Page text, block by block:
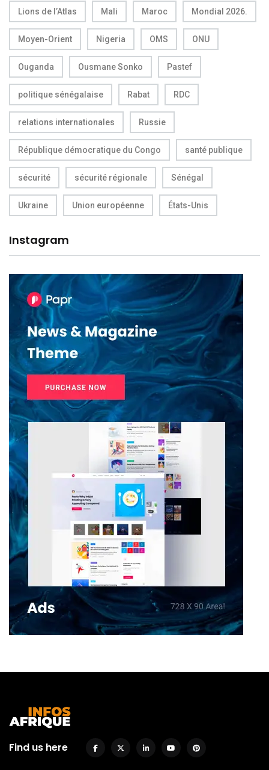
Lions de l’Atlas Mali Maroc Mondial 2026.
Moyen-Orient Nigeria OMS ONU
Ouganda Ousmane Sonko Pastef
politique sénégalaise Rabat RDC
relations internationales Russie
République démocratique du Congo santé publique
sécurité sécurité régionale Sénégal
Ukraine Union européenne États-Unis
Instagram
Find us here